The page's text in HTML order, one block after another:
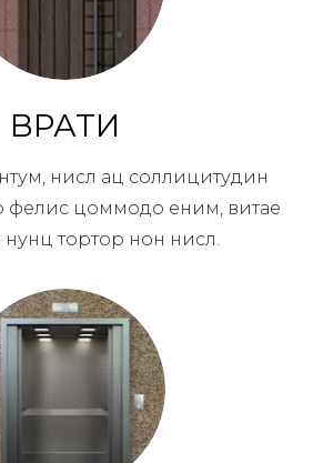
ВРАТИ
нисл ац соллицитудин
фелис цоммодо еним, витае
нунц тортор нон нисл.